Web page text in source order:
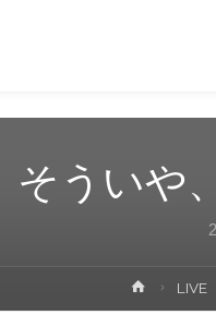
そういや
ホ
ー
LIVE